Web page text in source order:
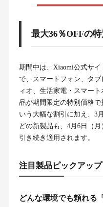
最大36％OFFの
期間中は、Xiaomi公式サイ
で、スマートフォン、タ
ィオ、生活家電・スマー
品が期間限定の特別価格で
いう大幅な割引に加え、3
どの新製品も、4月6日（
引き続き適用されます。
注目製品ピックアップ
どんな環境でも頼れる